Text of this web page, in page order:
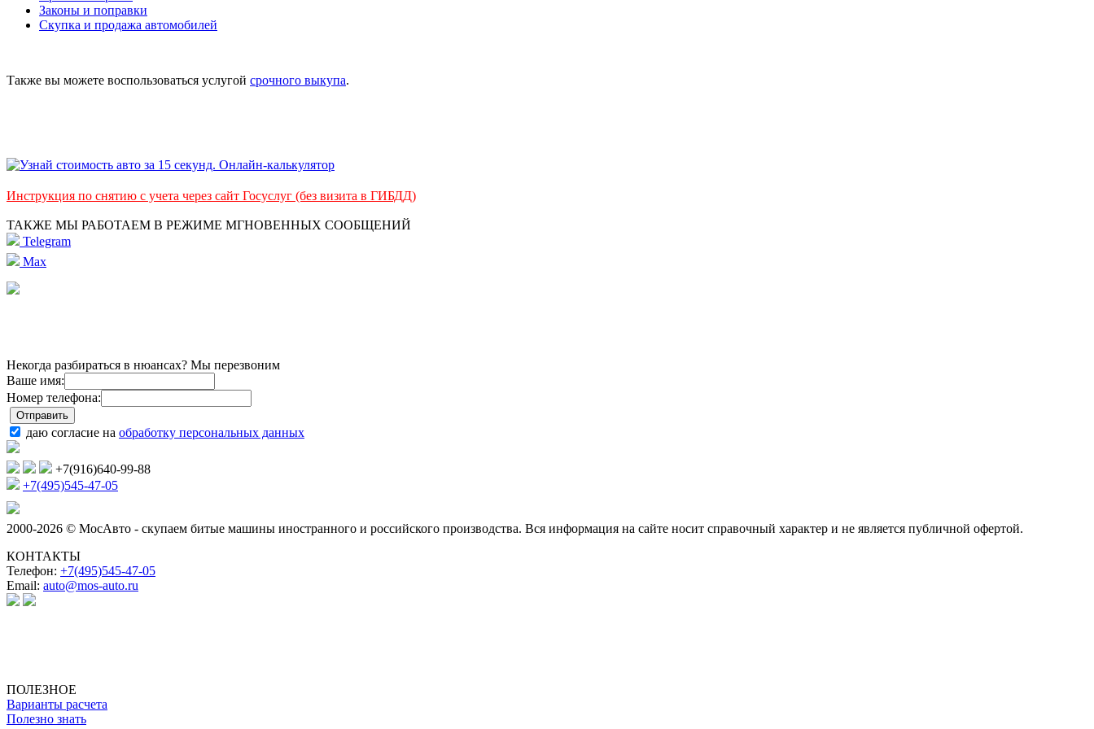
Законы и поправки
Скупка и продажа автомобилей
Также вы можете воспользоваться услугой срочного выкупа.
Инструкция по снятию с учета через сайт Госуслуг (без визита в ГИБДД)
ТАКЖЕ МЫ РАБОТАЕМ В РЕЖИМЕ МГНОВЕННЫХ СООБЩЕНИЙ
Telegram
Max
Некогда разбираться в нюансах? Мы перезвоним
Ваше имя:
Номер телефона:
даю согласие на обработку персональных данных
+7(916)640-99-88
+7(495)545-47-05
2000-2026 © МосАвто - скупаем битые машины иностранного и российского производства. Вся информация на сайте носит справочный характер и не является публичной офертой.
КОНТАКТЫ
Телефон: +7(495)545-47-05
Email: auto@mos-auto.ru
ПОЛЕЗНОЕ
Варианты расчета
Полезно знать